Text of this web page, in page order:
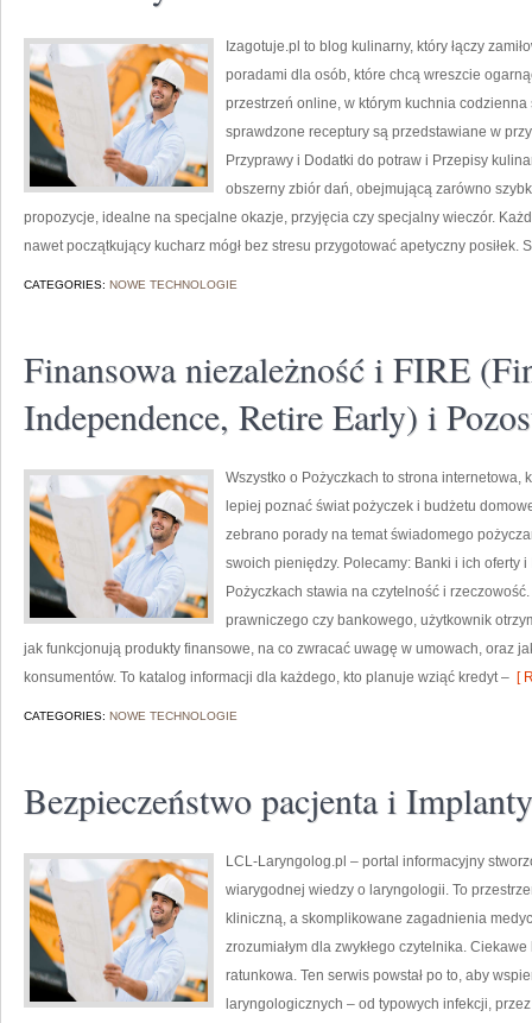
Izagotuje.pl to blog kulinarny, który łączy
poradami dla osób, które chcą wreszcie
przestrzeń online, w którym kuchnia
sprawdzone receptury są przedstawiane w
Przyprawy i Dodatki do potraw i Przepisy
obszerny zbiór dań, obejmującą zarówno
propozycje, idealne na specjalne okazje, przyjęcia czy specjalny wieczór.
nawet początkujący kucharz mógł bez stresu przygotować apetyczny posiłek.
CATEGORIES: NOWE TECHNOLOGIE
Finansowa niezależność i FIRE
Independence, Retire Early) i
Wszystko o Pożyczkach to strona internetowa,
lepiej poznać świat pożyczek i budżetu
zebrano porady na temat świadomego
swoich pieniędzy. Polecamy: Banki i ich oferty
Pożyczkach stawia na czytelność i
prawniczego czy bankowego, użytkownik
jak funkcjonują produkty finansowe, na co zwracać uwagę w umowach, oraz
konsumentów. To katalog informacji dla każdego, kto planuje wziąć kredyt – [
CATEGORIES: NOWE TECHNOLOGIE
Bezpieczeństwo pacjenta i
LCL-Laryngolog.pl – portal informacyjny
wiarygodnej wiedzy o laryngologii. To
kliniczną, a skomplikowane zagadnienia
zrozumiałym dla zwykłego czytelnika.
ratunkowa. Ten serwis powstał po to, aby
laryngologicznych – od typowych infekcji,